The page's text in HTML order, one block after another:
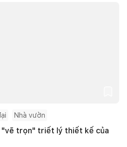
Nhà vườn
"vẽ trọn" triết lý thiết kế của